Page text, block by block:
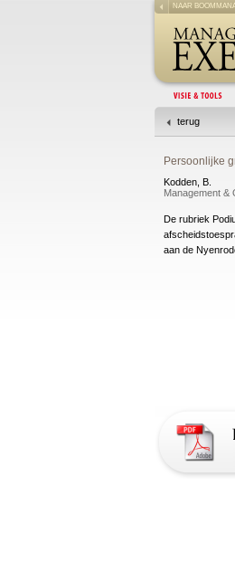
NAAR
terug
Persoonlijke
Kodden, B.
Management &
De rubriek
aan de